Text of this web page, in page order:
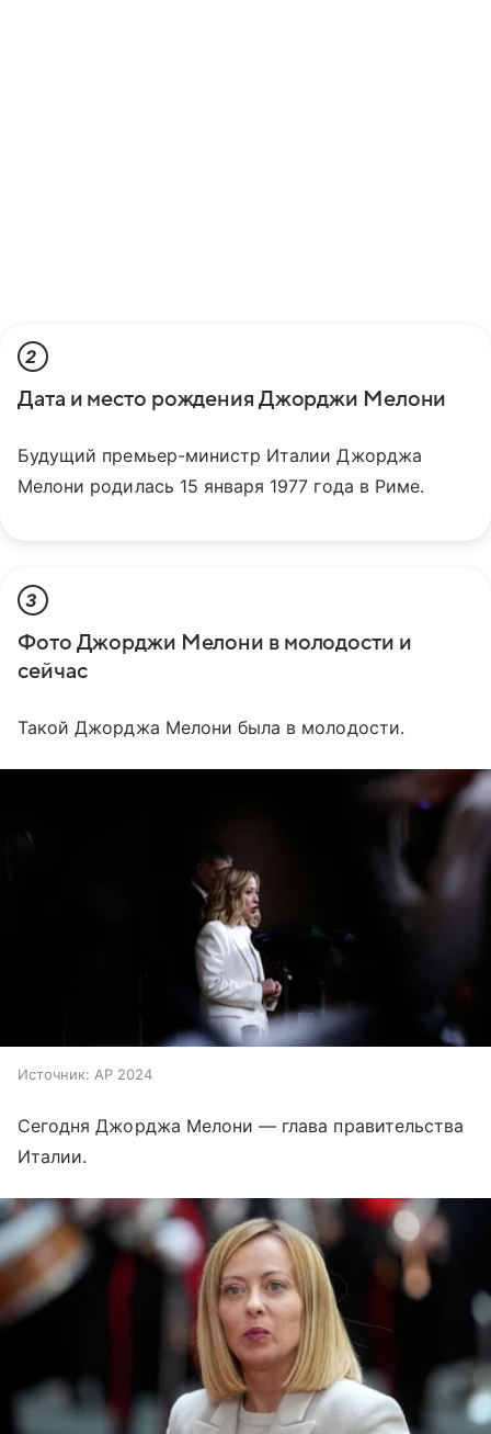
2
Дата и место рождения Джорджи Мелони
Будущий премьер-министр Италии Джорджа
Мелони родилась 15 января 1977 года в Риме.
3
Фото Джорджи Мелони в молодости и
сейчас
Такой Джорджа Мелони была в молодости.
Источник: AP 2024
Сегодня Джорджа Мелони — глава правительства
Италии.